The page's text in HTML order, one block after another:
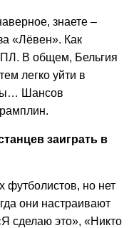
знаете –
«Лёвен». Как
В общем, Бельгия
легко уйти в
Шансов
заиграть в
футболистов, но нет
они настраивают
сделаю это», «Никто